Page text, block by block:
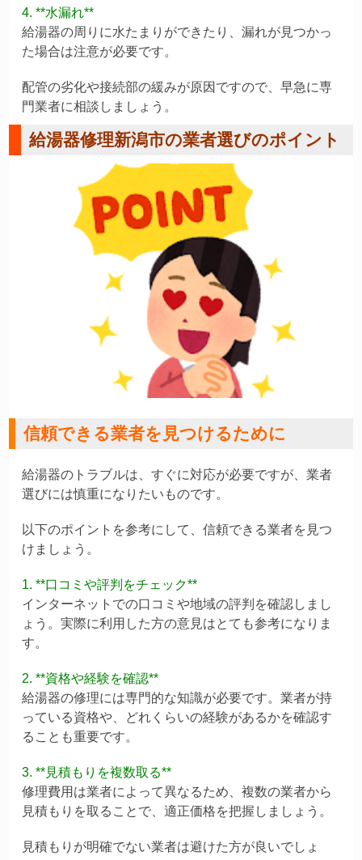
4. **水漏れ**
給湯器の周りに水たまりができたり、漏れが見つかっ
た場合は注意が必要です。
配管の劣化や接続部の緩みが原因ですので、早急に専
門業者に相談しましょう。
給湯器修理新潟市の業者選びのポイント
信頼できる業者を見つけるために
給湯器のトラブルは、すぐに対応が必要ですが、業者
選びには慎重になりたいものです。
以下のポイントを参考にして、信頼できる業者を見つ
けましょう。
1. **口コミや評判をチェック**
インターネットでの口コミや地域の評判を確認しまし
ょう。実際に利用した方の意見はとても参考になりま
す。
2. **資格や経験を確認**
給湯器の修理には専門的な知識が必要です。業者が持
っている資格や、どれくらいの経験があるかを確認す
ることも重要です。
3. **見積もりを複数取る**
修理費用は業者によって異なるため、複数の業者から
見積もりを取ることで、適正価格を把握しましょう。
見積もりが明確でない業者は避けた方が良いでしょ